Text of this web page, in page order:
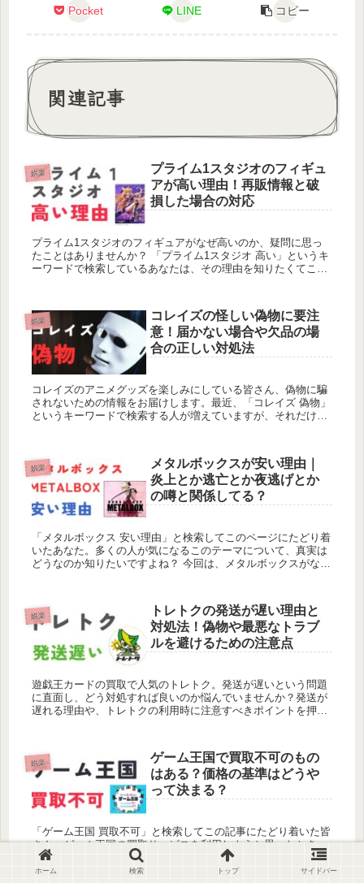
Pocket LINE コピー
関連記事
娯楽
プライム1スタジオのフィギュ
アが高い理由！再販情報と破
損した場合の対応
プライム1スタジオのフィギュアがなぜ高いのか、疑問に思っ
たことはありませんか？ 「プライム1スタジオ 高い」というキ
ーワードで検索しているあなたは、その理由を知りたくてこの
娯楽
コレイズの怪しい偽物に要注
意！届かない場合や欠品の場
合の正しい対処法
コレイズのアニメグッズを楽しみにしている皆さん、偽物に騙
されないための情報をお届けします。最近、「コレイズ 偽物」
というキーワードで検索する人が増えていますが、それだけ偽
娯楽
メタルボックスが安い理由｜
炎上とか逃亡とか夜逃げとか
の噂と関係してる？
「メタルボックス 安い理由」と検索してこのページにたどり着
いたあなた。多くの人が気になるこのテーマについて、真実は
どうなのか知りたいですよね？ 今回は、メタルボックスがなぜ
娯楽
トレトクの発送が遅い理由と
対処法！偽物や最悪なトラブ
ルを避けるための注意点
遊戯王カードの買取で人気のトレトク。発送が遅いという問題
に直面し、どう対処すれば良いのか悩んでいませんか？発送が
遅れる理由や、トレトクの利用時に注意すべきポイントを押さ
娯楽
ゲーム王国で買取不可のもの
はある？価格の基準はどうや
って決まる？
「ゲーム王国 買取不可」と検索してこの記事にたどり着いた皆
さん。ゲーム王国の買取サービスを利用しようと思ったとき、
どのようなゲームやゲーム機が買取対象外になるのか、またそ
の価格がどのように決まるのか気になりますよね？ この記事で
ホーム 検索 トップ サイドバー